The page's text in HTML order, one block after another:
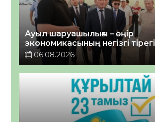
Ауыл шаруашылығы – өңір
экономикасының негізгі тірегі
06.08.2026